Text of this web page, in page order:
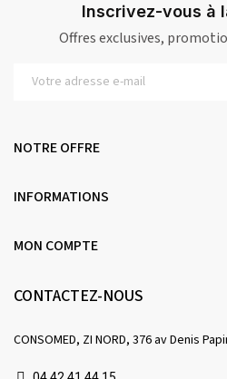
Inscrivez-vous à
Offres exclusives,
NOTRE OFFRE
INFORMATIONS
MON COMPTE
CONTACTEZ-NOUS
CONSOMED, ZI NORD, 376 av Denis